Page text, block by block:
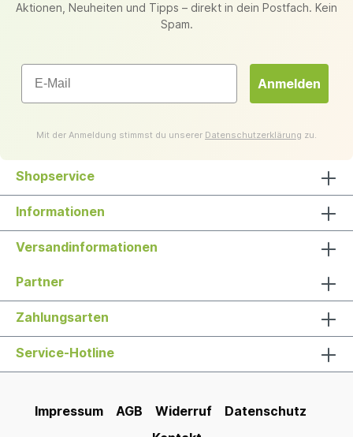
Aktionen, Neuheiten und Tipps – direkt in dein Postfach. Kein
Spam.
Email
Anmelden
Mit der Anmeldung stimmst du unserer Datenschutzerklärung zu.
Shopservice
Informationen
Versandinformationen
Partner
Zahlungsarten
Service-Hotline
Impressum AGB Widerruf
Datenschutz